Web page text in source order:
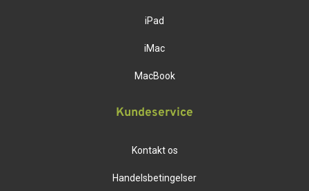
iPad
iMac
MacBook
Kundeservice
Kontakt os
Handelsbetingelser